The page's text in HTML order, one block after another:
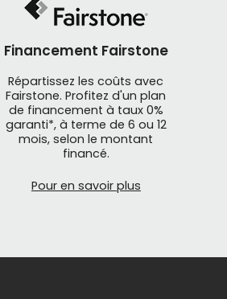
Financement Fairstone
Répartissez les coûts avec
Fairstone. Profitez d'un plan
de financement à taux 0%
garanti*, à terme de 6 ou 12
mois, selon le montant
financé.
Pour en savoir plus